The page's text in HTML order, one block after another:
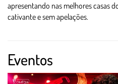
apresentando nas melhores casas
cativante e sem apelações.
Eventos